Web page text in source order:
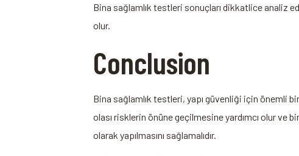
Bina sağlamlık testleri ⁣sonuçları dikkatlice analiz
olur.
Conclusion
Bina sağlamlık testleri, yapı⁣ güvenliği için önemli
olası risklerin önüne geçilmesine yardımcı‌ olur ve⁢
olarak yapılmasını sağlamalıdır.